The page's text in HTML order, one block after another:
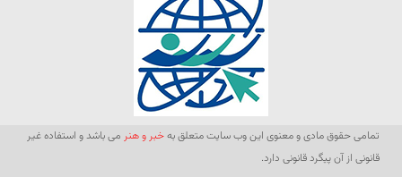
تمامی حقوق مادی و معنوی این وب سایت متعلق بهخبر و هنر می باشد و استفاده غیر
قانونی از آن پیگرد قانونی دارد.